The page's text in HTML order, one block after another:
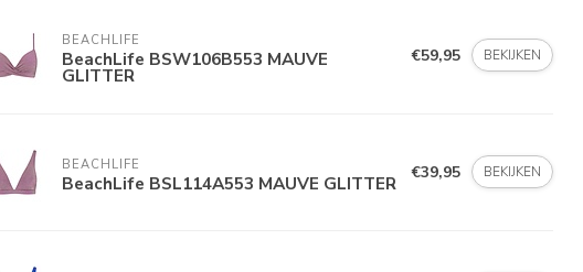
BEACHLIFE
BeachLife BSW106B553 MAUVE
GLITTER
€59,95 BEKIJKEN
BEACHLIFE
BeachLife BSL114A553 MAUVE GLITTER €39,95 BEKIJKEN